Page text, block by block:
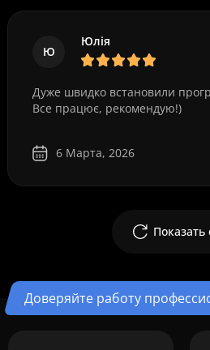
Ю
Юлія
Дуже швидко встановили
Все працює, рекомендую!)
6 Марта, 2026
Доверяйте работу